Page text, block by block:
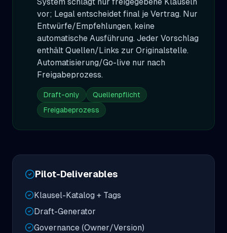
vor; Legal entscheidet final je Vertrag. Nur
Entwürfe/Empfehlungen, keine
automatische Ausführung. Jeder Vorschlag
enthält Quellen/Links zur Originalstelle.
Automatisierung/Go-live nur nach
Freigabeprozess.
Draft-only
Quellenpflicht
Freigabeprozess
Pilot-Deliverables
Klausel-Katalog + Tags
Draft-Generator
Governance (Owner/Version)